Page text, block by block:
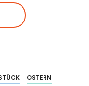
OSTERN